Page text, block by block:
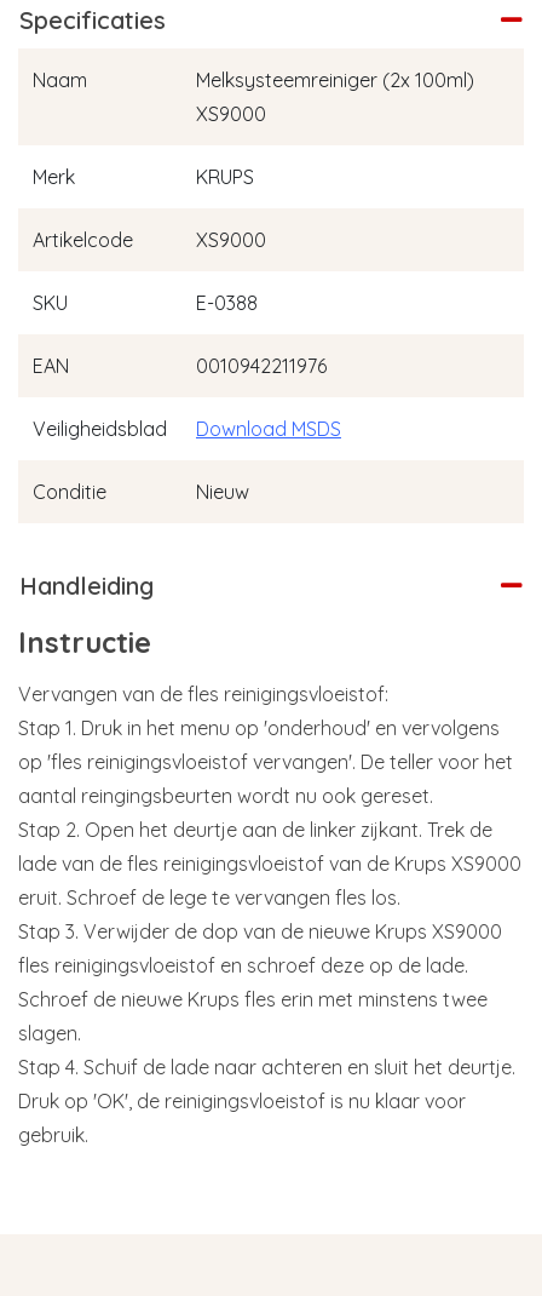
Specificaties
Naam
Melksysteemreiniger (2x 100ml)
XS9000
Merk KRUPS
Artikelcode XS9000
SKU E-0388
EAN 0010942211976
Veiligheidsblad Download MSDS
Conditie Nieuw
Handleiding
Instructie
Vervangen van de fles reinigingsvloeistof:
Stap 1. Druk in het menu op 'onderhoud' en vervolgens
op 'fles reinigingsvloeistof vervangen'. De teller voor het
aantal reingingsbeurten wordt nu ook gereset.
Stap 2. Open het deurtje aan de linker zijkant. Trek de
lade van de fles reinigingsvloeistof van de Krups XS9000
eruit. Schroef de lege te vervangen fles los.
Stap 3. Verwijder de dop van de nieuwe Krups XS9000
fles reinigingsvloeistof en schroef deze op de lade.
Schroef de nieuwe Krups fles erin met minstens twee
slagen.
Stap 4. Schuif de lade naar achteren en sluit het deurtje.
Druk op 'OK', de reinigingsvloeistof is nu klaar voor
gebruik.